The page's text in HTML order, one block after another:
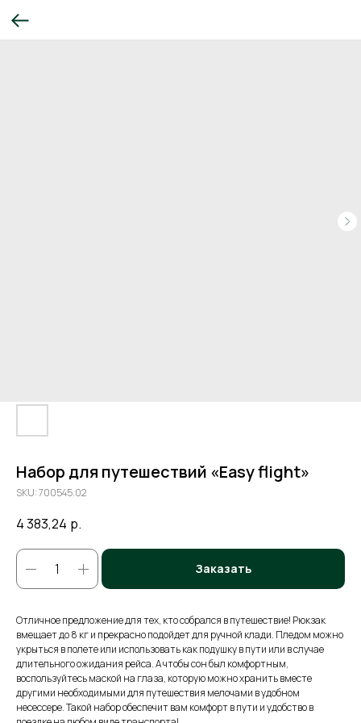
Набор для путешествий «Easy flight»
SKU:700545.02
4 383,24 р.
Заказать
Отличное предложение для тех, кто собрался в путешествие! Рюкзак
вмещает до 8 кг и прекрасно подойдет для ручной клади. Пледом можно
укрыться в полете или использовать как подушку в пути или в случае
длительного ожидания рейса. А чтобы сон был комфортным,
воспользуйтесь маской на глаза, которую можно хранить вместе
другими необходимыми для путешествия мелочами в удобном
несессере. Такой набор обеспечит вам комфорт в пути и удобство в